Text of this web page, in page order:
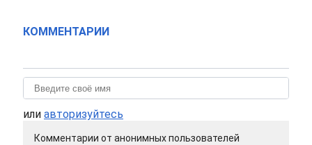
КОММЕНТАРИИ
или авторизуйтесь
Комментарии от анонимных пользователей